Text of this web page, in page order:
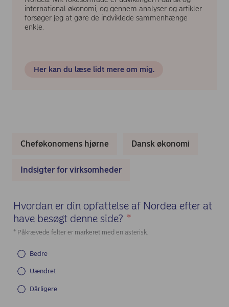
international økonomi, og gennem analyser og artikler
forsøger jeg at gøre de indviklede sammenhænge
enkle.
Her kan du læse lidt mere om mig.
Cheføkonomens hjørne Dansk økonomi
Indsigter for virksomheder
Hvordan er din opfattelse af Nordea efter at
have besøgt denne side? *
* Påkrævede felter er markeret med en asterisk.
Bedre
Uændret
Dårligere